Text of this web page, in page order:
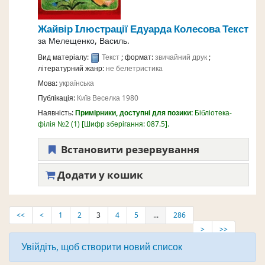
ЖайвірIлюстрації Едуарда КолесоваТекст
за Мелещенко, Василь.
Вид матеріалу: Текст; формат:звичайний друк;
літературний жанр:не белетристика
Мова:українська
Публікація: Київ Веселка 1980
Наявність:Примірники, доступні для позики: Бібліотека-
філія №2(1) Шифр зберігання:087.5 .
Встановити резервування
Додати у кошик
<< < 1 2 3 4 5 ...
286
>
>>
Увійдіть, щоб створити новий список